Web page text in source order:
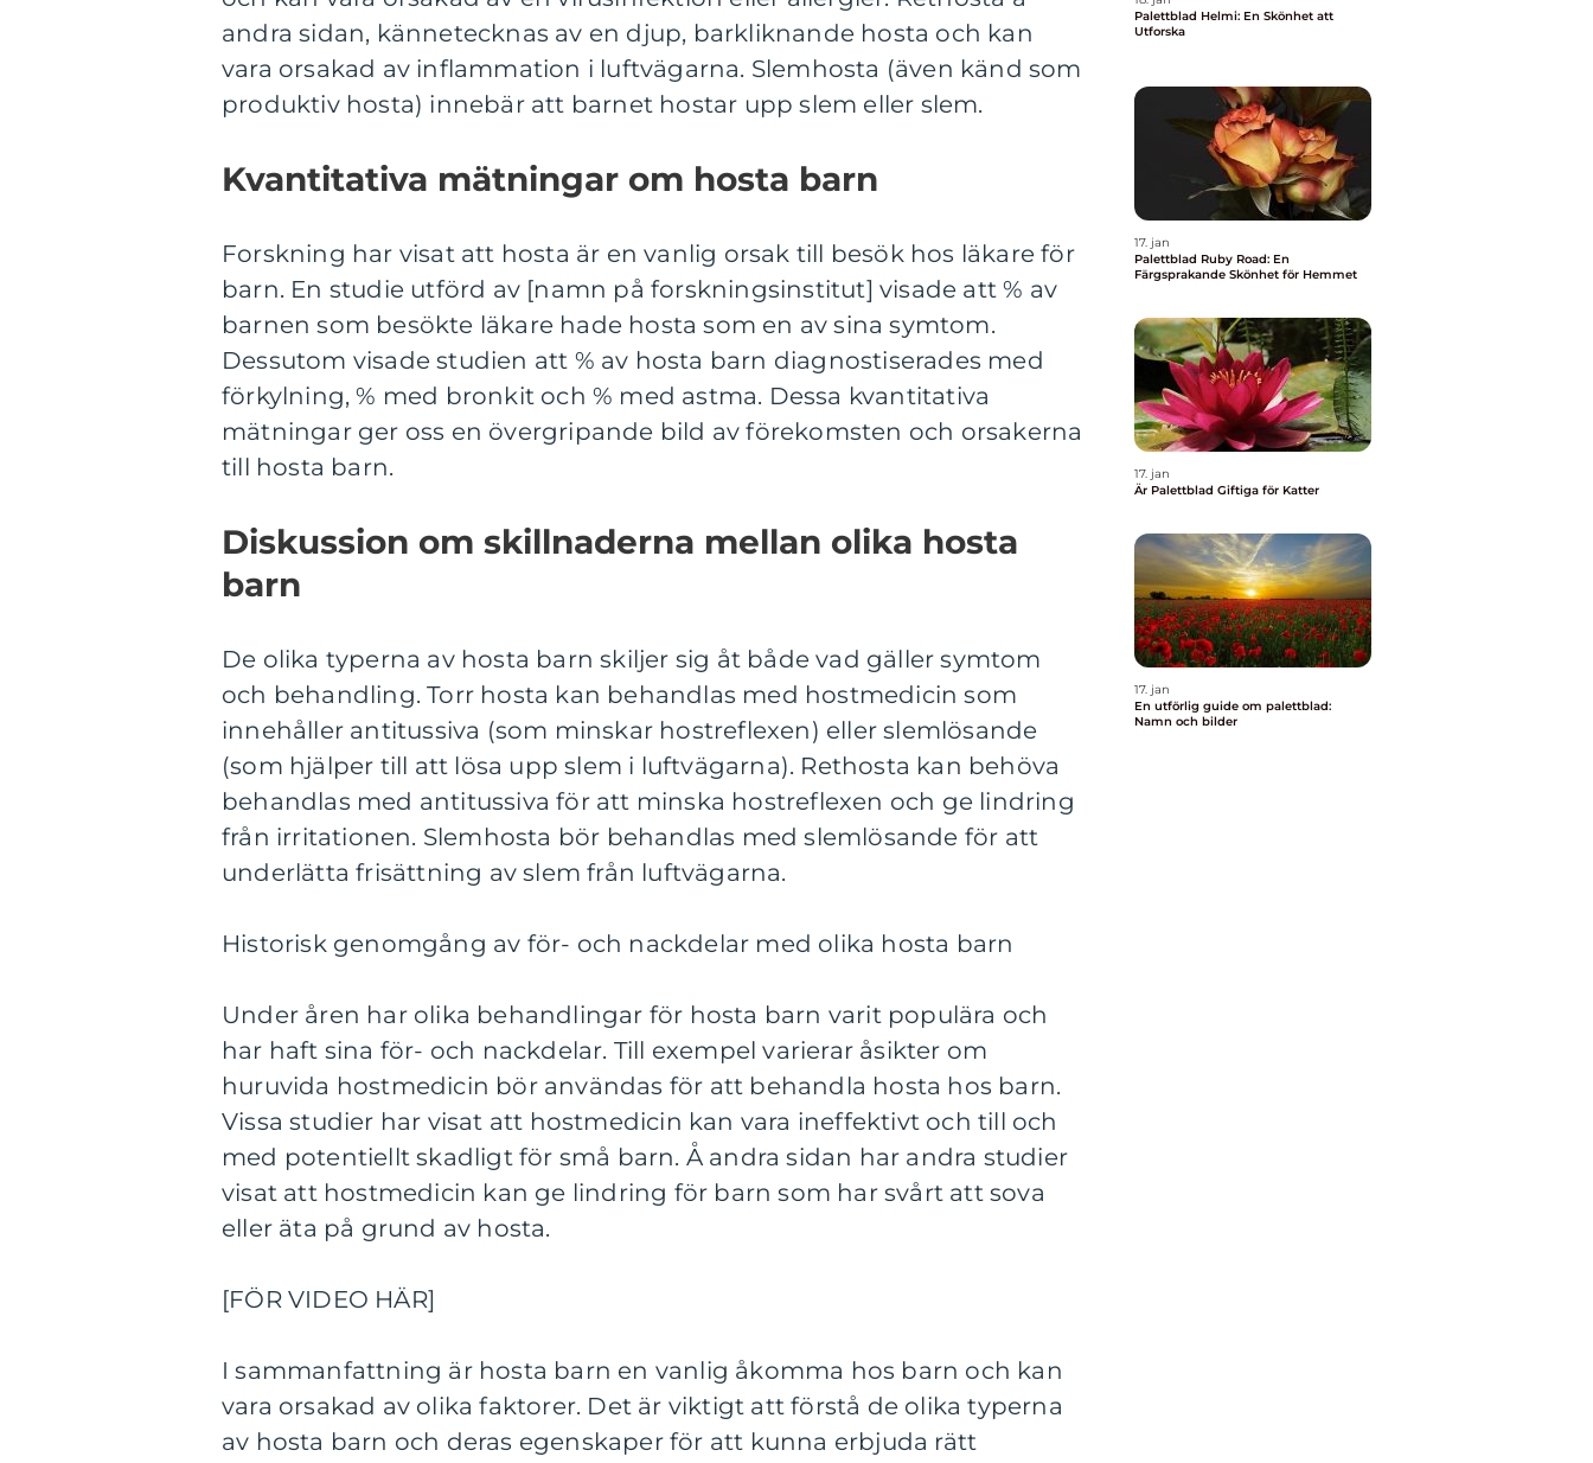
andra sidan, kännetecknas av en djup, barkliknande hosta och kan
vara orsakad av inflammation i luftvägarna. Slemhosta (även känd som
produktiv hosta) innebär att barnet hostar upp slem eller slem.
Kvantitativa mätningar om hosta barn
Forskning har visat att hosta är en vanlig orsak till besök hos läkare för
barn. En studie utförd av [namn på forskningsinstitut] visade att % av
barnen som besökte läkare hade hosta som en av sina symtom.
Dessutom visade studien att % av hosta barn diagnostiserades med
förkylning, % med bronkit och % med astma. Dessa kvantitativa
mätningar ger oss en övergripande bild av förekomsten och orsakerna
till hosta barn.
Diskussion om skillnaderna mellan olika hosta
barn
De olika typerna av hosta barn skiljer sig åt både vad gäller symtom
och behandling. Torr hosta kan behandlas med hostmedicin som
innehåller antitussiva (som minskar hostreflexen) eller slemlösande
(som hjälper till att lösa upp slem i luftvägarna). Rethosta kan behöva
behandlas med antitussiva för att minska hostreflexen och ge lindring
från irritationen. Slemhosta bör behandlas med slemlösande för att
underlätta frisättning av slem från luftvägarna.
Historisk genomgång av för- och nackdelar med olika hosta barn
Under åren har olika behandlingar för hosta barn varit populära och
har haft sina för- och nackdelar. Till exempel varierar åsikter om
huruvida hostmedicin bör användas för att behandla hosta hos barn.
Vissa studier har visat att hostmedicin kan vara ineffektivt och till och
med potentiellt skadligt för små barn. Å andra sidan har andra studier
visat att hostmedicin kan ge lindring för barn som har svårt att sova
eller äta på grund av hosta.
[FÖR VIDEO HÄR]
I sammanfattning är hosta barn en vanlig åkomma hos barn och kan
vara orsakad av olika faktorer. Det är viktigt att förstå de olika typerna
av hosta barn och deras egenskaper för att kunna erbjuda rätt
Palettblad Helmi: En Skönhet att
Utforska
17. jan
Palettblad Ruby Road: En
Färgsprakande Skönhet för Hemmet
17. jan
Är Palettblad Giftiga för Katter
17. jan
En utförlig guide om palettblad:
Namn och bilder